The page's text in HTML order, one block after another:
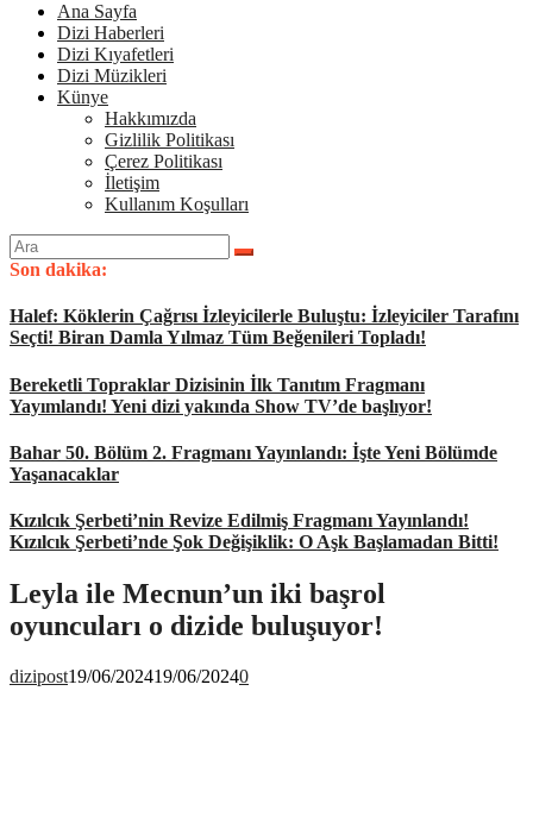
Ana Sayfa
Dizi Haberleri
Dizi Kıyafetleri
Dizi Müzikleri
Künye
Hakkımızda
Gizlilik Politikası
Çerez Politikası
İletişim
Kullanım Koşulları
Arama
yap:
Son dakika:
Halef: Köklerin Çağrısı İzleyicilerle Buluştu: İzleyiciler Tarafını
Seçti! Biran Damla Yılmaz Tüm Beğenileri Topladı!
Bereketli Topraklar Dizisinin İlk Tanıtım Fragmanı
Yayımlandı! Yeni dizi yakında Show TV’de başlıyor!
Bahar 50. Bölüm 2. Fragmanı Yayınlandı: İşte Yeni Bölümde
Yaşanacaklar
Kızılcık Şerbeti’nin Revize Edilmiş Fragmanı Yayınlandı!
Kızılcık Şerbeti’nde Şok Değişiklik: O Aşk Başlamadan Bitti!
Leyla ile Mecnun’un iki başrol
oyuncuları o dizide buluşuyor!
dizipost19/06/202419/06/20240